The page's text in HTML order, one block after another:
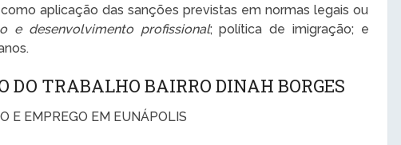
aplicação das sanções previstas em normas legais ou
e desenvolvimento profissional; política de imigração; e
DO TRABALHO BAIRRO DINAH BORGES
E EMPREGO EM EUNÁPOLIS